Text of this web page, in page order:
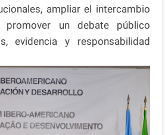
ampliar el intercambio
un debate público
evidencia y responsabilidad